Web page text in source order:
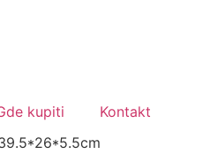
kupiti
Kontakt